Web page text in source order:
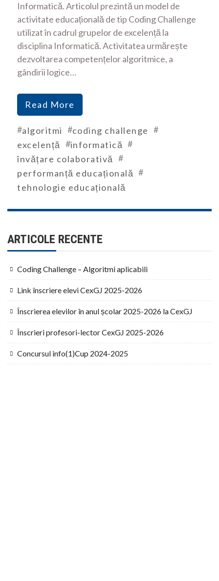
Informatică. Articolul prezintă un model de
activitate educațională de tip Coding Challenge
utilizat în cadrul grupelor de excelență la
disciplina Informatică. Activitatea urmărește
dezvoltarea competențelor algoritmice, a
gândirii logice…
Read More
#algoritmi #coding challenge #
excelență #informatică #
învățare colaborativă #
performanță educațională #
tehnologie educațională
ARTICOLE RECENTE
Coding Challenge – Algoritmi aplicabili
Link înscriere elevi CexGJ 2025-2026
Înscrierea elevilor în anul școlar 2025-2026 la CexGJ
Înscrieri profesori-lector CexGJ 2025-2026
Concursul info(1)Cup 2024-2025